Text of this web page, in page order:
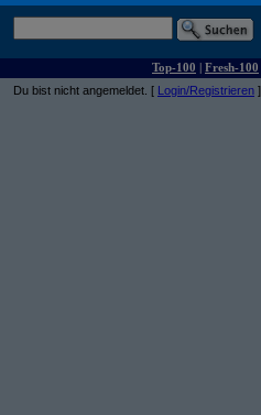
Top-100 | Fresh-100
Du bist nicht angemeldet. [ Login/Registrieren ]